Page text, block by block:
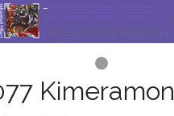
Kimeramon